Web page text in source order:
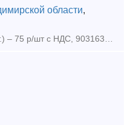
области,
клемма ЖБР, новая (44000 шт.) – 75 р/шт с НДС, 9031634363 Алексей Тип предложения: предлагаю продукцию, услугу